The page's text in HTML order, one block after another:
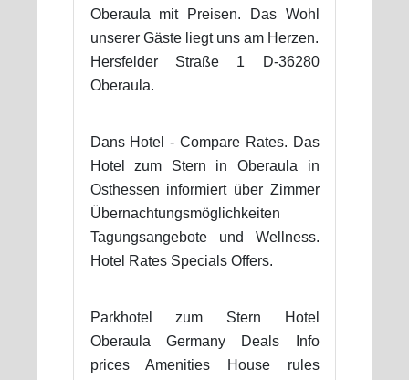
Oberaula mit Preisen. Das Wohl
unserer Gäste liegt uns am Herzen.
Hersfelder Straße 1 D-36280
Oberaula.
Dans Hotel - Compare Rates. Das
Hotel zum Stern in Oberaula in
Osthessen informiert über Zimmer
Übernachtungsmöglichkeiten
Tagungsangebote und Wellness.
Hotel Rates Specials Offers.
Parkhotel zum Stern Hotel
Oberaula Germany Deals Info
prices Amenities House rules